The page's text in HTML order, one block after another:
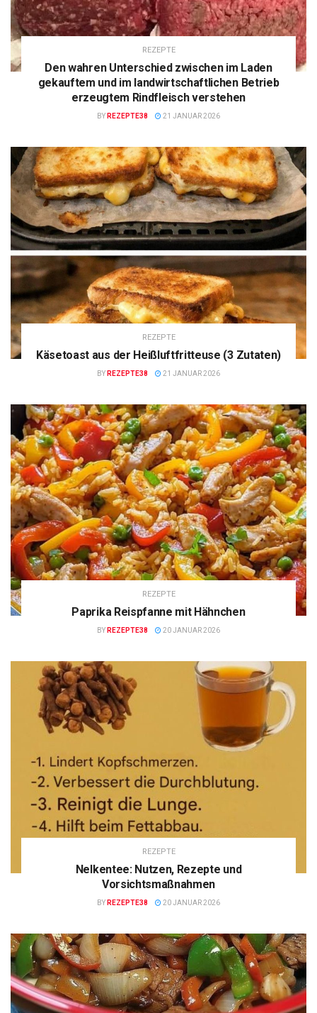
REZEPTE
Den wahren Unterschied zwischen im Laden
gekauftem und im landwirtschaftlichen Betrieb
erzeugtem Rindfleisch verstehen
BY REZEPTE38 21 JANUAR 2026
REZEPTE
Käsetoast aus der Heißluftfritteuse (3 Zutaten)
BY REZEPTE38 21 JANUAR 2026
REZEPTE
Paprika Reispfanne mit Hähnchen
BY REZEPTE38 20 JANUAR 2026
REZEPTE
Nelkentee: Nutzen, Rezepte und
Vorsichtsmaßnahmen
BY REZEPTE38 20 JANUAR 2026